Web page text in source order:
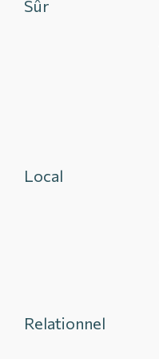
Sûr
Local
Relationnel